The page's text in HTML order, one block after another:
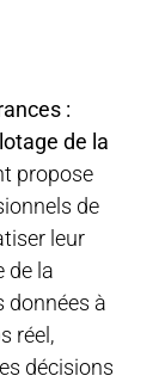
:
de la
propose
de
leur
de la
données à
réel,
décisions